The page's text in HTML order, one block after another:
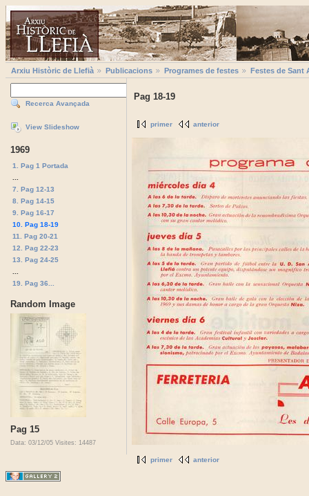
Arxiu Històric de Llefià Publicacions Programes de festes Festes de Sant
Recerca Avançada
View Slideshow
1969
1. Pag 1 Portada
7. Pag 12-13
8. Pag 14-15
9. Pag 16-17
10. Pag 18-19
11. Pag 20-21
12. Pag 22-23
13. Pag 24-25
19. Pag 36...
Random Image
Pag 15
Data: 03/12/05 Visites: 14487
Pag 18-19
primer anterior
primer anterior